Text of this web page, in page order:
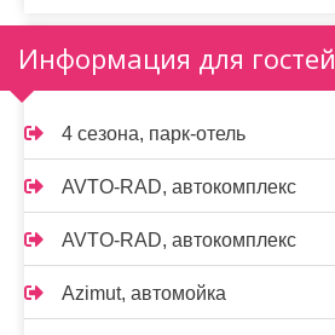
Информация для гостей
4 сезона, парк-отель
AVTO-RAD, автокомплекс
AVTO-RAD, автокомплекс
Azimut, автомойка